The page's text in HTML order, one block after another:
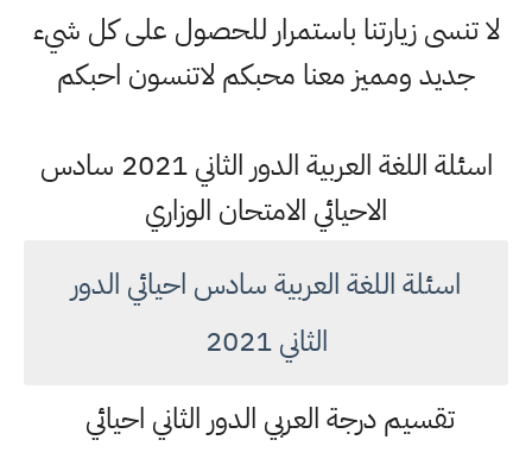
لا تنسى زيارتنا باستمرار للحصول على كل شيء
جديد ومميز معنا محبكم لاتنسون احبكم
اسئلة اللغة العربية الدور الثاني 2021 سادس
الاحيائي الامتحان الوزاري
اسئلة اللغة العربية سادس احيائي الدور
الثاني 2021
تقسيم درجة العربي الدور الثاني احيائي